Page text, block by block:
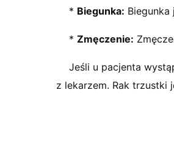
* Biegunka:
* Zmęczenie:
Jeśli u pacjenta
z lekarzem. Rak trzustki